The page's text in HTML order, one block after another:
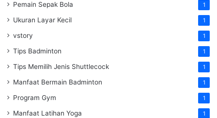
Pemain Sepak Bola 1
Ukuran Layar Kecil 1
vstory 1
Tips Badminton 1
Tips Memilih Jenis Shuttlecock 1
Manfaat Bermain Badminton 1
Program Gym 1
Manfaat Latihan Yoga 1